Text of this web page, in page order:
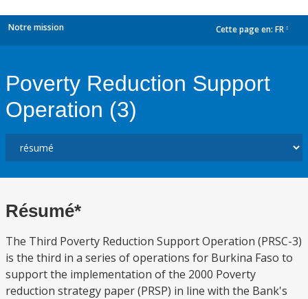
Notre mission Cette page en: FR
Poverty Reduction Support
Operation (3)
Résumé*
The Third Poverty Reduction Support Operation (PRSC-3)
is the third in a series of operations for Burkina Faso to
support the implementation of the 2000 Poverty
reduction strategy paper (PRSP) in line with the Bank's